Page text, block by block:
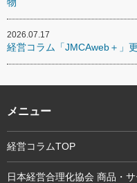
物
2026.07.17
経営コラム「JMCAweb＋」
メニュー
経営コラムTOP
日本経営合理化協会 商品・